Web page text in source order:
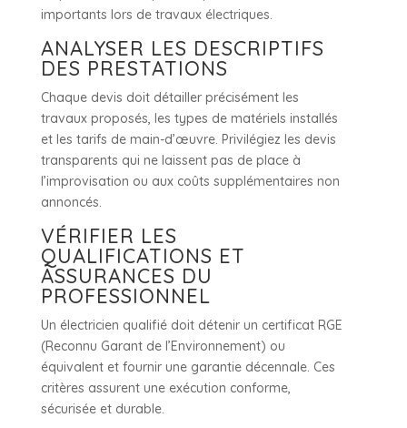
importants lors de travaux électriques.
ANALYSER LES DESCRIPTIFS
DES PRESTATIONS
Chaque devis doit détailler précisément les
travaux proposés, les types de matériels installés
et les tarifs de main-d’œuvre. Privilégiez les devis
transparents qui ne laissent pas de place à
l’improvisation ou aux coûts supplémentaires non
annoncés.
VÉRIFIER LES
QUALIFICATIONS ET
ASSURANCES DU
PROFESSIONNEL
Un électricien qualifié doit détenir un certificat RGE
(Reconnu Garant de l’Environnement) ou
équivalent et fournir une garantie décennale. Ces
critères assurent une exécution conforme,
sécurisée et durable.